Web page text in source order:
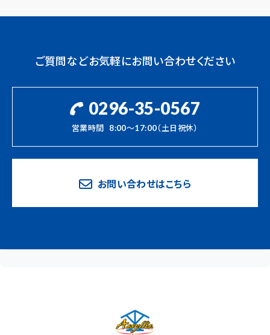
ご質問などお気軽にお問い合わせください
0296-35-0567
営業時間 8:00～17:00（土日祝休）
お問い合わせはこちら